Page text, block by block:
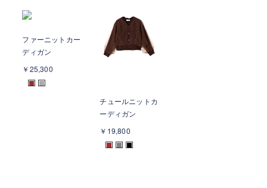
ファーニットカー
ディガン
￥25,300
■ ■
チュールニットカ
ーディガン
￥19,800
■ ■ ■